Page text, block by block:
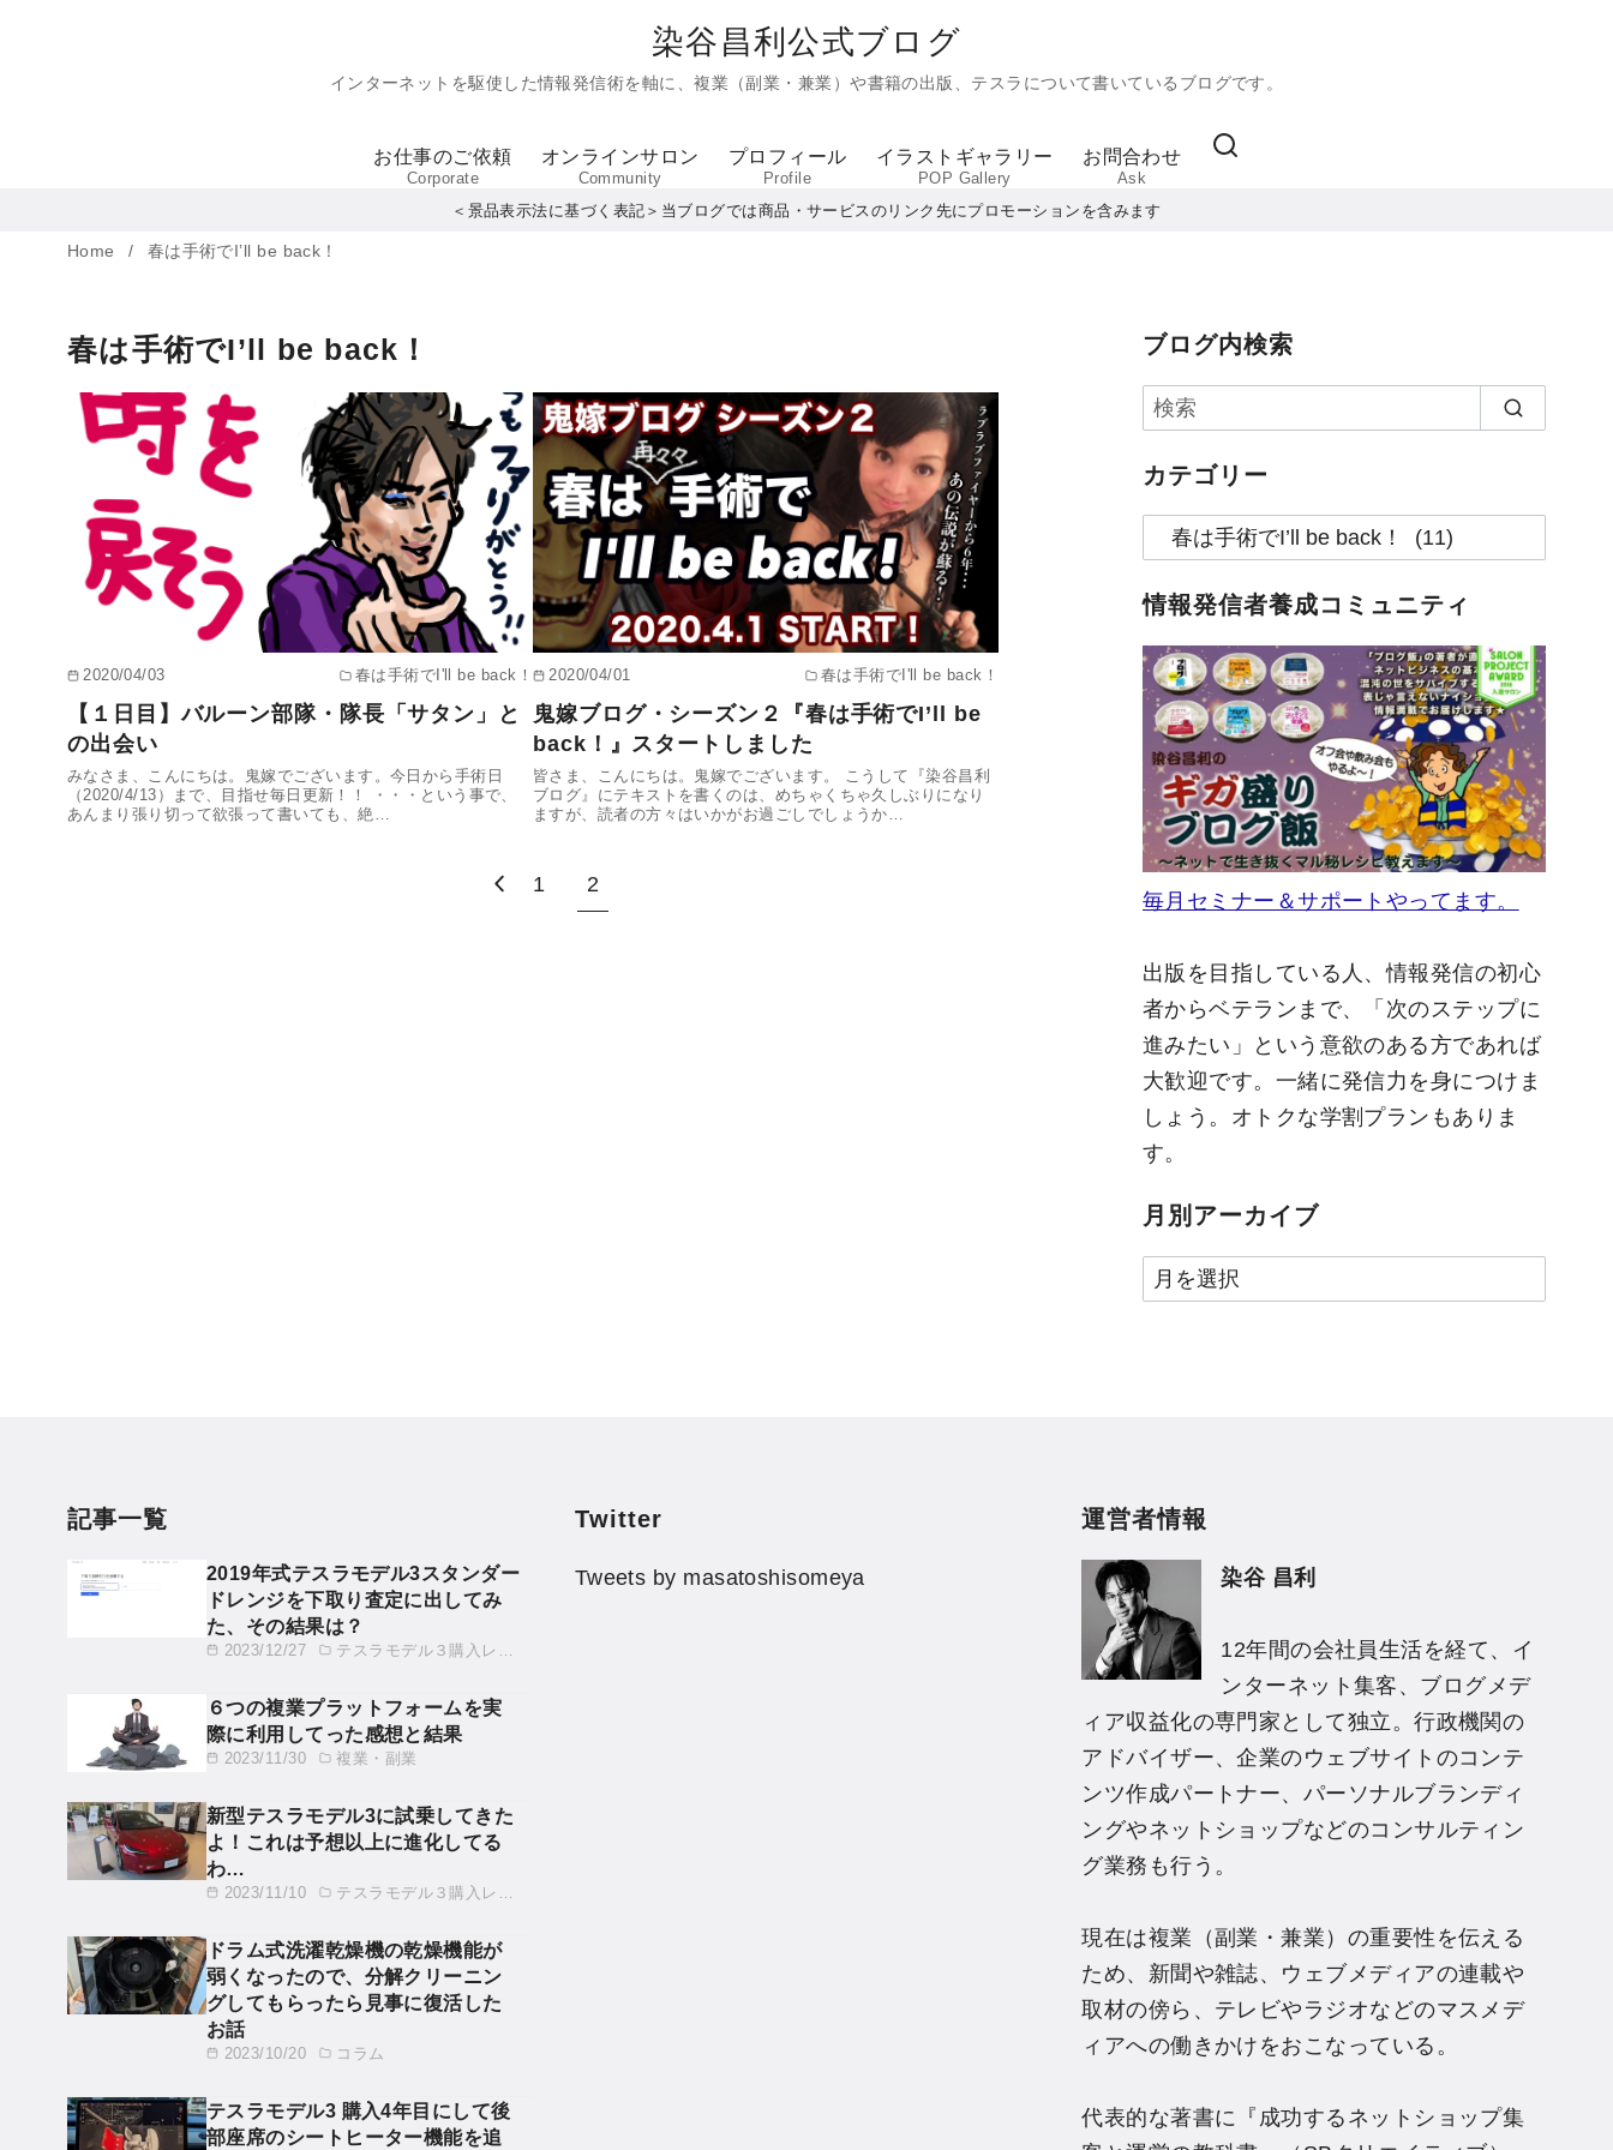
染谷昌利公式ブログ
インターネットを駆使した情報発信術を軸に、複業（副業・兼業）や書籍の出版、テスラについて書いているブログです。
お仕事のご依頼
Corporate
オンラインサロン
Community
プロフィール
Profile
イラストギャラリー
POP Gallery
お問合わせ
Ask
＜景品表示法に基づく表記＞当ブログでは商品・サービスのリンク先にプロモーションを含みます
Home 春は手術でI’ll be back！
春は手術でI’ll be back！
2020/04/03 春は手術でI'll be back！
【１日目】バルーン部隊・隊長「サタン」と
の出会い
みなさま、こんにちは。鬼嫁でございます。今日から手術日
（2020/4/13）まで、目指せ毎日更新！！ ・・・という事で、
あんまり張り切って欲張って書いても、絶…
2020/04/01 春は手術でI'll be back！
鬼嫁ブログ・シーズン２『春は手術でI’ll be
back！』スタートしました
皆さま、こんにちは。鬼嫁でございます。 こうして『染谷昌利
ブログ』にテキストを書くのは、めちゃくちゃ久しぶりになり
ますが、読者の方々はいかがお過ごしでしょうか…
1 2
ブログ内検索
カテゴリー
テ
ゴ
リ
ー
情報発信者養成コミュニティ
毎月セミナー＆サポートやってます。
出版を目指している人、情報発信の初心
者からベテランまで、「次のステップに
進みたい」という意欲のある方であれば
大歓迎です。一緒に発信力を身につけま
しょう。オトクな学割プランもありま
す。
月別アーカイブ
月
別
記事一覧
2023/12/27 テスラモデル３購入レビュー
2019年式テスラモデル3スタンダー
ドレンジを下取り査定に出してみ
た、その結果は？
2023/11/30 複業・副業
６つの複業プラットフォームを実
際に利用してった感想と結果
2023/11/10 テスラモデル３購入レビュー
新型テスラモデル3に試乗してきた
よ！これは予想以上に進化してる
わ…
2023/10/20 コラム
ドラム式洗濯乾燥機の乾燥機能が
弱くなったので、分解クリーニン
グしてもらったら見事に復活した
お話
テスラモデル3 購入4年目にして後
部座席のシートヒーター機能を追
Twitter
Tweets by masatoshisomeya
運営者情報
染谷 昌利
12年間の会社員生活を経て、イ
ンターネット集客、ブログメデ
ィア収益化の専門家として独立。行政機関の
アドバイザー、企業のウェブサイトのコンテ
ンツ作成パートナー、パーソナルブランディ
ングやネットショップなどのコンサルティン
グ業務も行う。
現在は複業（副業・兼業）の重要性を伝える
ため、新聞や雑誌、ウェブメディアの連載や
取材の傍ら、テレビやラジオなどのマスメデ
ィアへの働きかけをおこなっている。
代表的な著書に『成功するネットショップ集